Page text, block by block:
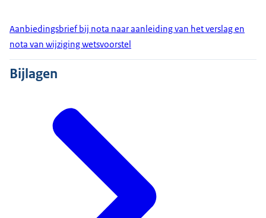
Aanbiedingsbrief bij nota naar aanleiding van het verslag en
nota van wijziging wetsvoorstel
Bijlagen